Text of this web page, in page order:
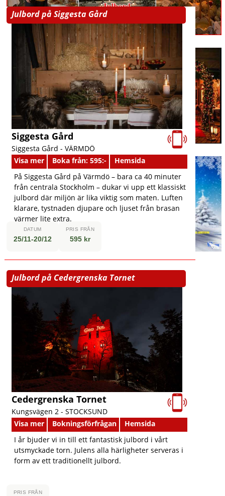
Julbord på Siggesta Gård
Siggesta Gård
Siggesta Gård - VÄRMDÖ
Visa mer
Boka från: 595:-
Hemsida
På Siggesta Gård på Värmdö – bara ca 40 minuter
från centrala Stockholm – dukar vi upp ett klassiskt
julbord där miljön är lika viktig som maten. Luften
klarare, tystnaden djupare och ljuset från brasan
värmer lite extra.
DATUM
25/11-20/12
PRIS FRÅN
595 kr
Julbord på Cedergrenska Tornet
Cedergrenska Tornet
Kungsvägen 2 - STOCKSUND
Visa mer
Bokningsförfrågan
Hemsida
I år bjuder vi in till ett fantastisk julbord i vårt
utsmyckade torn. Julens alla härligheter serveras i
form av ett traditionellt julbord.
PRIS FRÅN